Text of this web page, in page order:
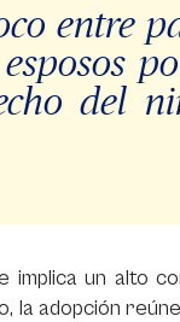
entre
del
un alto
la adopción